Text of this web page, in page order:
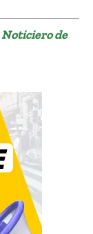
Noticiero de